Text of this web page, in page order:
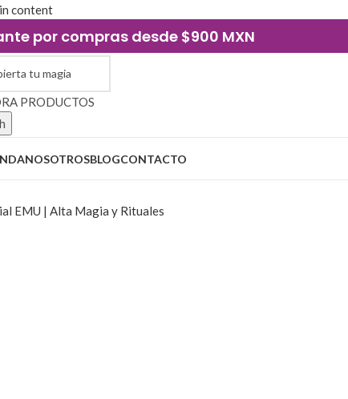
content
por compras desde $900 MXN
PRODUCTOS
NOSOTROSBLOGCONTACTO